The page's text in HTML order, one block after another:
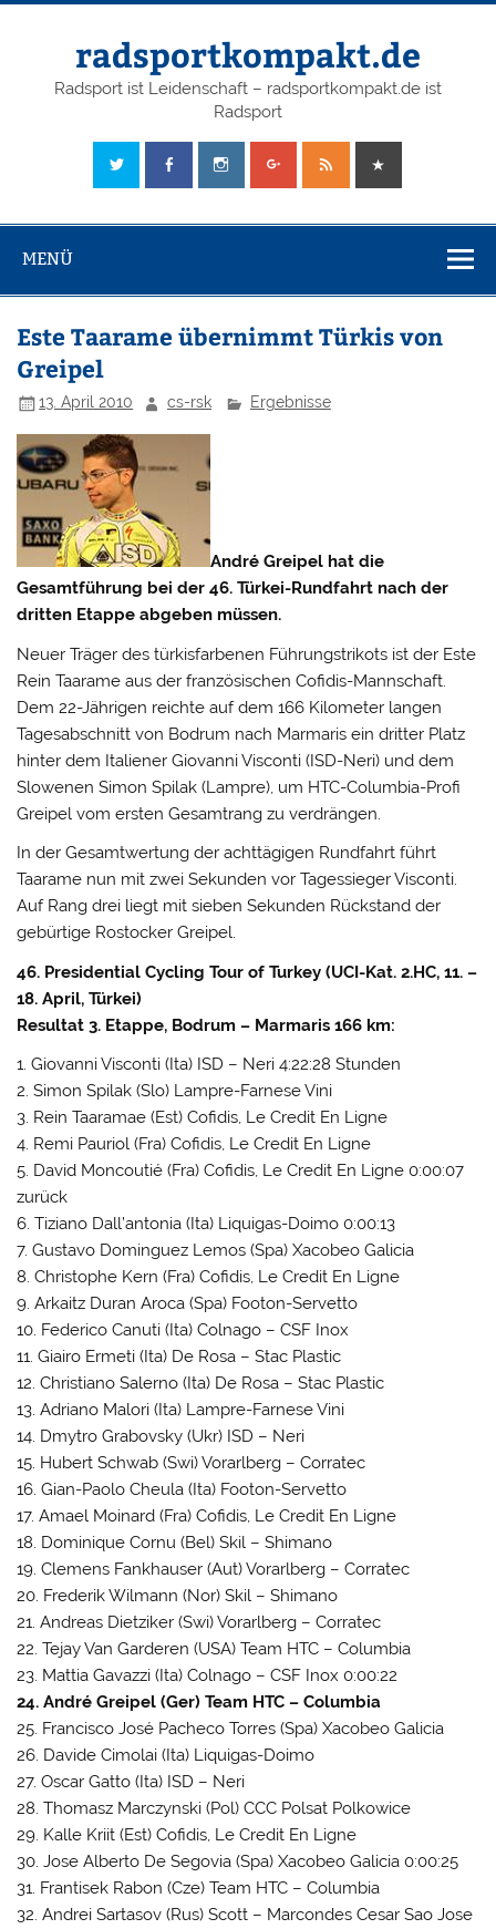
radsportkompakt.de
Radsport ist Leidenschaft – radsportkompakt.de ist
Radsport
MENÜ
Este Taarame übernimmt Türkis von
Greipel
13. April 2010 cs-rsk Ergebnisse
André Greipel hat die
Gesamtführung bei der 46. Türkei-Rundfahrt nach der
dritten Etappe abgeben müssen.
Neuer Träger des türkisfarbenen Führungstrikots ist der Este
Rein Taarame aus der französischen Cofidis-Mannschaft.
Dem 22-Jährigen reichte auf dem 166 Kilometer langen
Tagesabschnitt von Bodrum nach Marmaris ein dritter Platz
hinter dem Italiener Giovanni Visconti (ISD-Neri) und dem
Slowenen Simon Spilak (Lampre), um HTC-Columbia-Profi
Greipel vom ersten Gesamtrang zu verdrängen.
In der Gesamtwertung der achttägigen Rundfahrt führt
Taarame nun mit zwei Sekunden vor Tagessieger Visconti.
Auf Rang drei liegt mit sieben Sekunden Rückstand der
gebürtige Rostocker Greipel.
46. Presidential Cycling Tour of Turkey (UCI-Kat. 2.HC, 11. –
18. April, Türkei)
Resultat 3. Etappe, Bodrum – Marmaris 166 km:
1. Giovanni Visconti (Ita) ISD – Neri 4:22:28 Stunden
2. Simon Spilak (Slo) Lampre-Farnese Vini
3. Rein Taaramae (Est) Cofidis, Le Credit En Ligne
4. Remi Pauriol (Fra) Cofidis, Le Credit En Ligne
5. David Moncoutié (Fra) Cofidis, Le Credit En Ligne 0:00:07
zurück
6. Tiziano Dall’antonia (Ita) Liquigas-Doimo 0:00:13
7. Gustavo Dominguez Lemos (Spa) Xacobeo Galicia
8. Christophe Kern (Fra) Cofidis, Le Credit En Ligne
9. Arkaitz Duran Aroca (Spa) Footon-Servetto
10. Federico Canuti (Ita) Colnago – CSF Inox
11. Giairo Ermeti (Ita) De Rosa – Stac Plastic
12. Christiano Salerno (Ita) De Rosa – Stac Plastic
13. Adriano Malori (Ita) Lampre-Farnese Vini
14. Dmytro Grabovsky (Ukr) ISD – Neri
15. Hubert Schwab (Swi) Vorarlberg – Corratec
16. Gian-Paolo Cheula (Ita) Footon-Servetto
17. Amael Moinard (Fra) Cofidis, Le Credit En Ligne
18. Dominique Cornu (Bel) Skil – Shimano
19. Clemens Fankhauser (Aut) Vorarlberg – Corratec
20. Frederik Wilmann (Nor) Skil – Shimano
21. Andreas Dietziker (Swi) Vorarlberg – Corratec
22. Tejay Van Garderen (USA) Team HTC – Columbia
23. Mattia Gavazzi (Ita) Colnago – CSF Inox 0:00:22
24. André Greipel (Ger) Team HTC – Columbia
25. Francisco José Pacheco Torres (Spa) Xacobeo Galicia
26. Davide Cimolai (Ita) Liquigas-Doimo
27. Oscar Gatto (Ita) ISD – Neri
28. Thomasz Marczynski (Pol) CCC Polsat Polkowice
29. Kalle Kriit (Est) Cofidis, Le Credit En Ligne
30. Jose Alberto De Segovia (Spa) Xacobeo Galicia 0:00:25
31. Frantisek Rabon (Cze) Team HTC – Columbia
32. Andrei Sartasov (Rus) Scott – Marcondes Cesar Sao Jose